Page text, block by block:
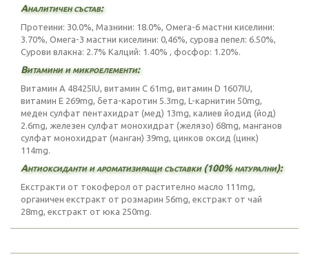
Аналитичен състав:
Протеини: 30.0%, Мазнини: 18.0%, Омега-6 мастни киселини:
3.70%, Омега-3 мастни киселини: 0,46%, сурова пепел: 6.50%,
Сурови влакна: 2.7% Калций: 1.40% , фосфор: 1.20%.
Витамини и микроелементи:
Витамин А 48425IU, витамин С 61mg, витамин D 1607IU,
витамин Е 269mg, бета-каротин 5.3mg, L-карнитин 50mg,
меден сулфат пентахидрат (мед) 13mg, калиев йодид (йод)
2.6mg, железен сулфат монохидрат (желязо) 68mg, манганов
сулфат монохидрат (манган) 39mg, цинков оксид (цинк)
114mg.
Антиоксиданти и ароматизиращи съставки (100% натурални):
Екстракти от токоферол от растително масло 111mg,
органичен екстракт от розмарин 56mg, екстракт от чай
28mg, екстракт от юка 250mg.